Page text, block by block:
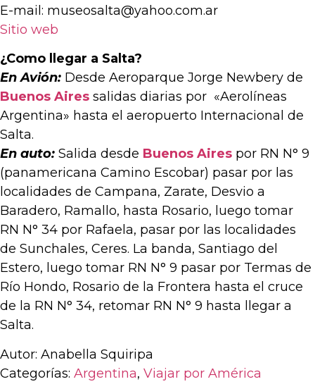
E-mail: museosalta@yahoo.com.ar
Sitio web
¿Como llegar a Salta?
En Avión: Desde Aeroparque Jorge Newbery de
Buenos Aires salidas diarias por «Aerolíneas
Argentina» hasta el aeropuerto Internacional de
Salta.
En auto: Salida desde Buenos Aires por RN N° 9
(panamericana Camino Escobar) pasar por las
localidades de Campana, Zarate, Desvio a
Baradero, Ramallo, hasta Rosario, luego tomar
RN N° 34 por Rafaela, pasar por las localidades
de Sunchales, Ceres. La banda, Santiago del
Estero, luego tomar RN N° 9 pasar por Termas de
Río Hondo, Rosario de la Frontera hasta el cruce
de la RN N° 34, retomar RN N° 9 hasta llegar a
Salta.
Autor: Anabella Squiripa
Categorías: Argentina, Viajar por América